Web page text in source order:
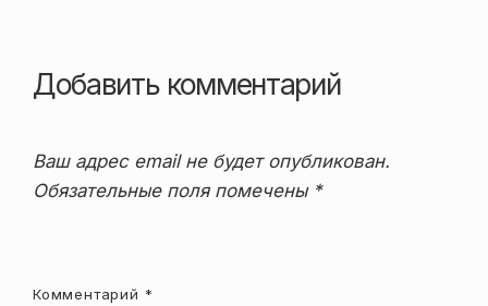
Добавить комментарий
Ваш адрес email не будет опубликован.
Обязательные поля помечены *
Комментарий *